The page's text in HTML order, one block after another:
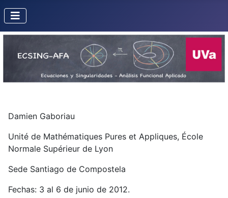
Damien Gaboriau
Unité de Mathématiques Pures et Appliques, École
Normale Supérieur de Lyon
Sede Santiago de Compostela
Fechas: 3 al 6 de junio de 2012.